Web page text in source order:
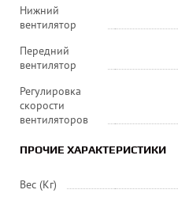
Нижний
вентилятор
Передний
вентилятор
Регулировка
скорости
вентиляторов
ПРОЧИЕ ХАРАКТЕРИСТИКИ
Вес (Кг)